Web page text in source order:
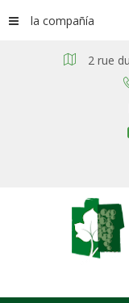
2 rue
la compañía